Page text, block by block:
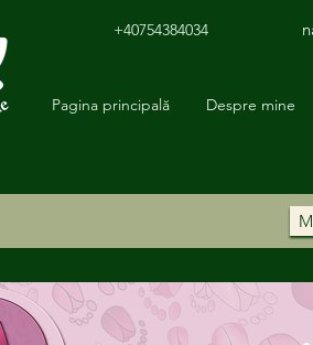
+40754384034
Pagina principală Despre mine